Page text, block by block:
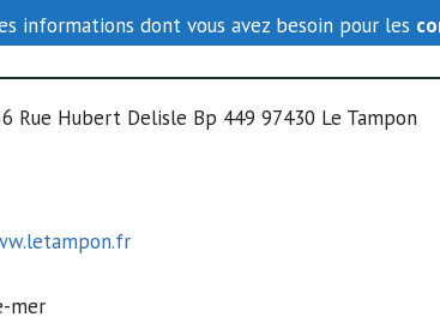
informations dont vous avez besoin pour les
Rue Hubert Delisle Bp 449 97430 Le Tampon
mer